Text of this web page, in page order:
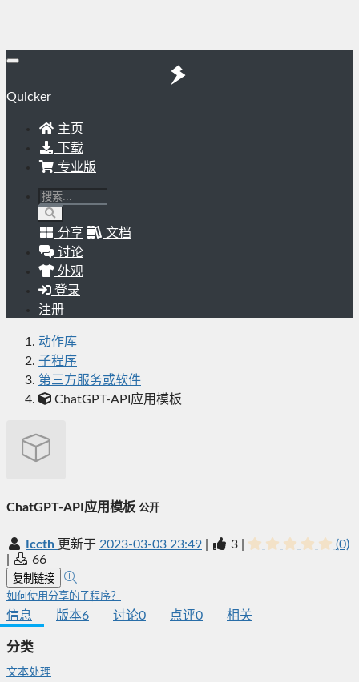
Quicker
主页
下载
专业版
分享
文档
讨论
外观
登录
注册
动作库
子程序
第三方服务或软件
ChatGPT-API应用模板
ChatGPT-API应用模板 公开
Iccth 更新于 2023-03-03 23:49 3
(0)
66
复制链接
如何使用分享的子程序？
信息 版本6 讨论0 点评0 相关
分类
文本处理